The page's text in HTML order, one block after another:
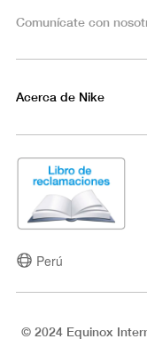
Comunícate con
Acerca de Nike
Perú
© 2024 Equinox